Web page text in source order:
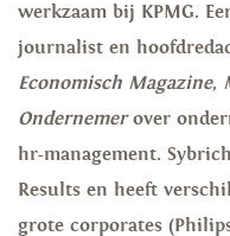
werkzaam bij KPMG.
journalist en
Economisch Magazine,
Ondernemerover
hr-management.
Results en heeft
grote corporates